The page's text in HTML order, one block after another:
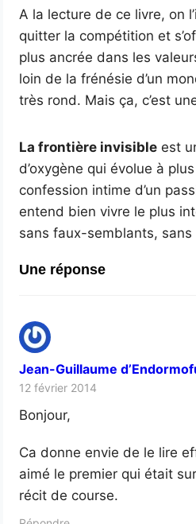
A la lecture de ce livre, on
quitter la compétition et
plus ancrée dans les
loin de la frénésie d’un
très rond. Mais ça, c’est
La frontière invisible est
d’oxygène qui évolue à
confession intime d’un
entend bien vivre le plus
sans faux-semblants, sans
Une réponse
Jean-Guillaume
12 février 2014
Bonjour,
Ca donne envie de le lire
aimé le premier qui était
récit de course.